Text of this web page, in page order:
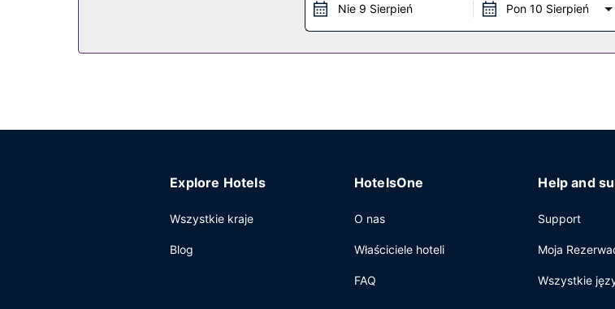
Udogodnienia biznesowe to ekspresowe zameldowanie, ekspresowe wymeldowanie oraz
Nie 9 Sierpień Pon 10 Sierpień
Explore Hotels
Wszystkie kraje
Blog
HotelsOne
O nas
Właściciele hoteli
FAQ
Help and
Support
Moja
Wszystkie